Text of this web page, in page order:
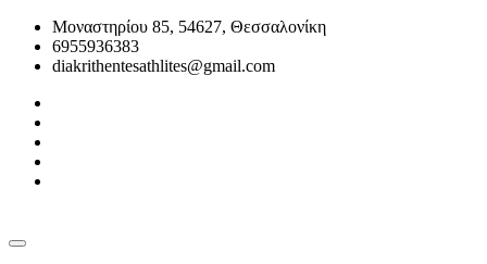
Μοναστηρίου 85, 54627, Θεσσαλονίκη
6955936383
diakrithentesathlites@gmail.com